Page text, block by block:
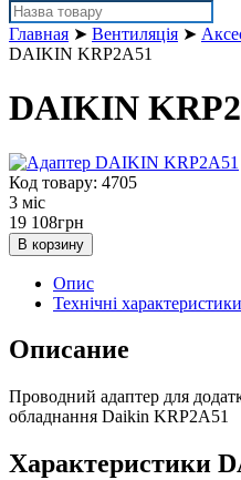
Главная ➤ Вентиляція ➤
DAIKIN KRP2A51
DAIKIN
Код товару: 4705
3 міс
19 108грн
В корзину
Опис
Технічні характеристики
Описание
Проводний адаптер для
обладнання Daikin KRP2A51
Характеристики